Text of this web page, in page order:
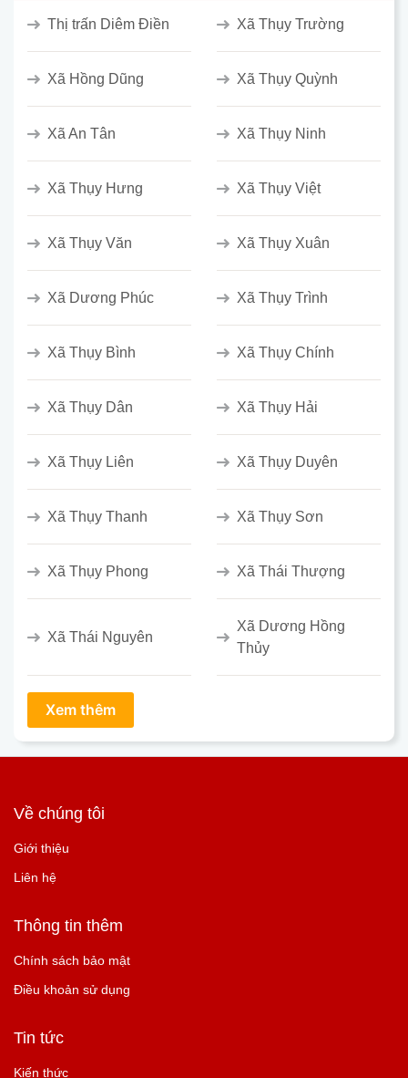
Thị trấn Diêm Điền Xã Thụy Trường
Xã Hồng Dũng Xã Thụy Quỳnh
Xã An Tân Xã Thụy Ninh
Xã Thụy Hưng Xã Thụy Việt
Xã Thụy Văn Xã Thụy Xuân
Xã Dương Phúc Xã Thụy Trình
Xã Thụy Bình Xã Thụy Chính
Xã Thụy Dân Xã Thụy Hải
Xã Thụy Liên Xã Thụy Duyên
Xã Thụy Thanh Xã Thụy Sơn
Xã Thụy Phong Xã Thái Thượng
Xã Thái Nguyên
Xã Dương Hồng
Thủy
Về chúng tôi
Giới thiệu
Liên hệ
Thông tin thêm
Chính sách bảo mật
Điều khoản sử dụng
Tin tức
Kiến thức